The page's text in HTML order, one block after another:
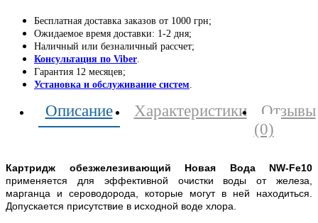
Бесплатная доставка заказов от 1000 грн;
Ожидаемое время доставки: 1-2 дня;
Наличный или безналичный рассчет;
Консультация по Viber
Гарантия 12 месяцев;
Установка и обслуживание систем
Описание Характеристики
Отзывы
(0)
Картридж обезжелезивающий Новая Вода NW-Fe10
применяется для эффективной очистки воды от железа,
марганца и сероводорода, которые могут в ней находиться.
Допускается присутствие в исходной воде хлора.